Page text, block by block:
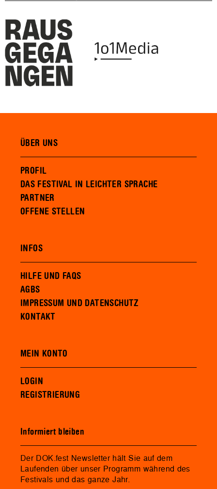
ÜBER UNS
PROFIL
DAS FESTIVAL IN LEICHTER SPRACHE
PARTNER
OFFENE STELLEN
INFOS
HILFE UND FAQS
AGBS
IMPRESSUM UND DATENSCHUTZ
KONTAKT
MEIN KONTO
LOGIN
REGISTRIERUNG
Informiert bleiben
Der DOK.fest Newsletter hält Sie auf dem
Laufenden über unser Programm während des
Festivals und das ganze Jahr.